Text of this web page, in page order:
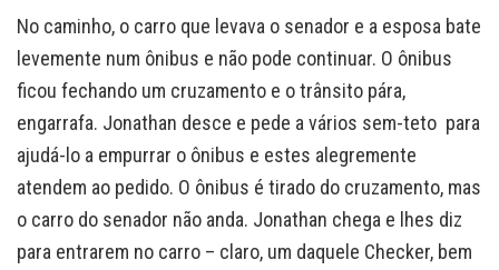
No caminho, o carro que levava o senador e a esposa bate
levemente num ônibus e não pode continuar. O ônibus
ficou fechando um cruzamento e o trânsito pára,
engarrafa. Jonathan desce e pede a vários sem-teto para
ajudá-lo a empurrar o ônibus e estes alegremente
atendem ao pedido. O ônibus é tirado do cruzamento, mas
o carro do senador não anda. Jonathan chega e lhes diz
para entrarem no carro – claro, um daquele Checker, bem